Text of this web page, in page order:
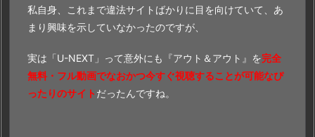
私自身、これまで違法サイトばかりに目を向けていて、あ
まり興味を示していなかったのですが、
実は「U-NEXT」って意外にも『アウト＆アウト』を完全
無料・フル動画でなおかつ今すぐ視聴することが可能なぴ
ったりのサイト だったんですね。